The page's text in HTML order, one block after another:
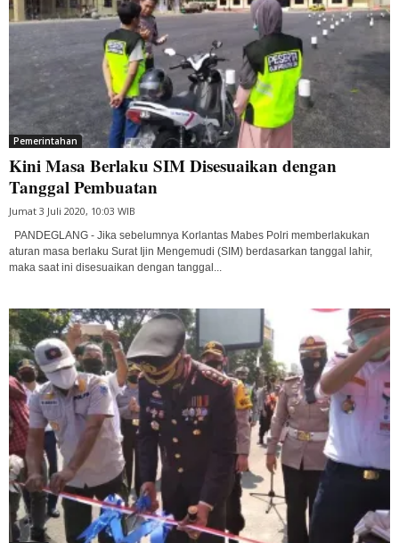
Pemerintahan
Kini Masa Berlaku SIM Disesuaikan dengan
Tanggal Pembuatan
Jumat 3 Juli 2020, 10:03 WIB
PANDEGLANG - Jika sebelumnya Korlantas Mabes Polri memberlakukan
aturan masa berlaku Surat Ijin Mengemudi (SIM) berdasarkan tanggal lahir,
maka saat ini disesuaikan dengan tanggal...